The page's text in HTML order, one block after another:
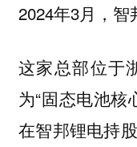
2024年3月，智
这家总部位于
为“固态电池核
在智邦锂电持